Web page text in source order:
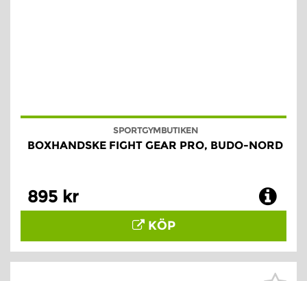
SPORTGYMBUTIKEN
BOXHANDSKE FIGHT GEAR PRO, BUDO-NORD
895 kr
KÖP